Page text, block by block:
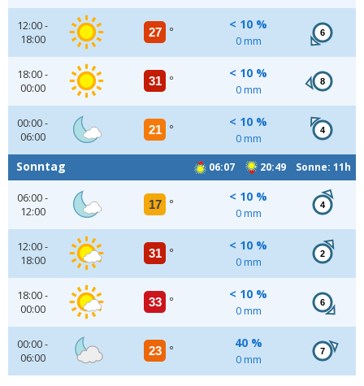
12:00 -
18:00
27 °
< 10 %
0 mm
6
18:00 -
00:00
31 °
< 10 %
0 mm
8
00:00 -
06:00
21 °
< 10 %
0 mm
4
06:07 20:49 Sonne: 11h
Sonntag
06:00 -
12:00
17 °
< 10 %
0 mm
4
12:00 -
18:00
31 °
< 10 %
0 mm
2
18:00 -
00:00
33 °
< 10 %
0 mm
6
00:00 -
06:00
23 °
40 %
0 mm
7